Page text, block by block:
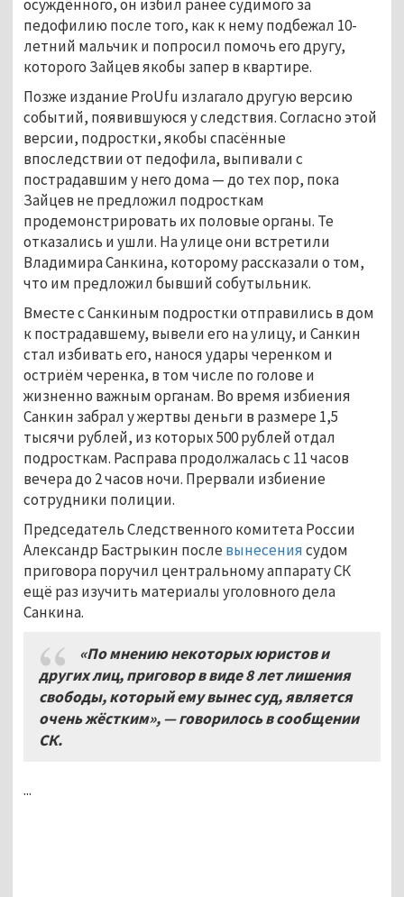
осуждённого, он избил ранее судимого за
педофилию после того, как к нему подбежал 10-
летний мальчик и попросил помочь его другу,
которого Зайцев якобы запер в квартире.
Позже издание ProUfu излагало другую версию
событий, появившуюся у следствия. Согласно этой
версии, подростки, якобы спасённые
впоследствии от педофила, выпивали с
пострадавшим у него дома — до тех пор, пока
Зайцев не предложил подросткам
продемонстрировать их половые органы. Те
отказались и ушли. На улице они встретили
Владимира Санкина, которому рассказали о том,
что им предложил бывший собутыльник.
Вместе с Санкиным подростки отправились в дом
к пострадавшему, вывели его на улицу, и Санкин
стал избивать его, нанося удары черенком и
остриём черенка, в том числе по голове и
жизненно важным органам. Во время избиения
Санкин забрал у жертвы деньги в размере 1,5
тысячи рублей, из которых 500 рублей отдал
подросткам. Расправа продолжалась с 11 часов
вечера до 2 часов ночи. Прервали избиение
сотрудники полиции.
Председатель Следственного комитета России
Александр Бастрыкин после вынесениясудом
приговора поручил центральному аппарату СК
ещё раз изучить материалы уголовного дела
Санкина.
«По мнению некоторых юристов и
других лиц, приговор в виде 8лет лишения
свободы, который ему вынес суд, является
очень жёстким», — говорилось в сообщении
СК.
...